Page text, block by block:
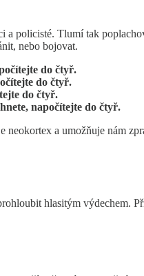
a policisté. Tlumí tak
nebo bojovat.
do čtyř.
do čtyř.
do čtyř.
napočítejte do čtyř.
neokortex a umožňuje nám
hlasitým výdechem.